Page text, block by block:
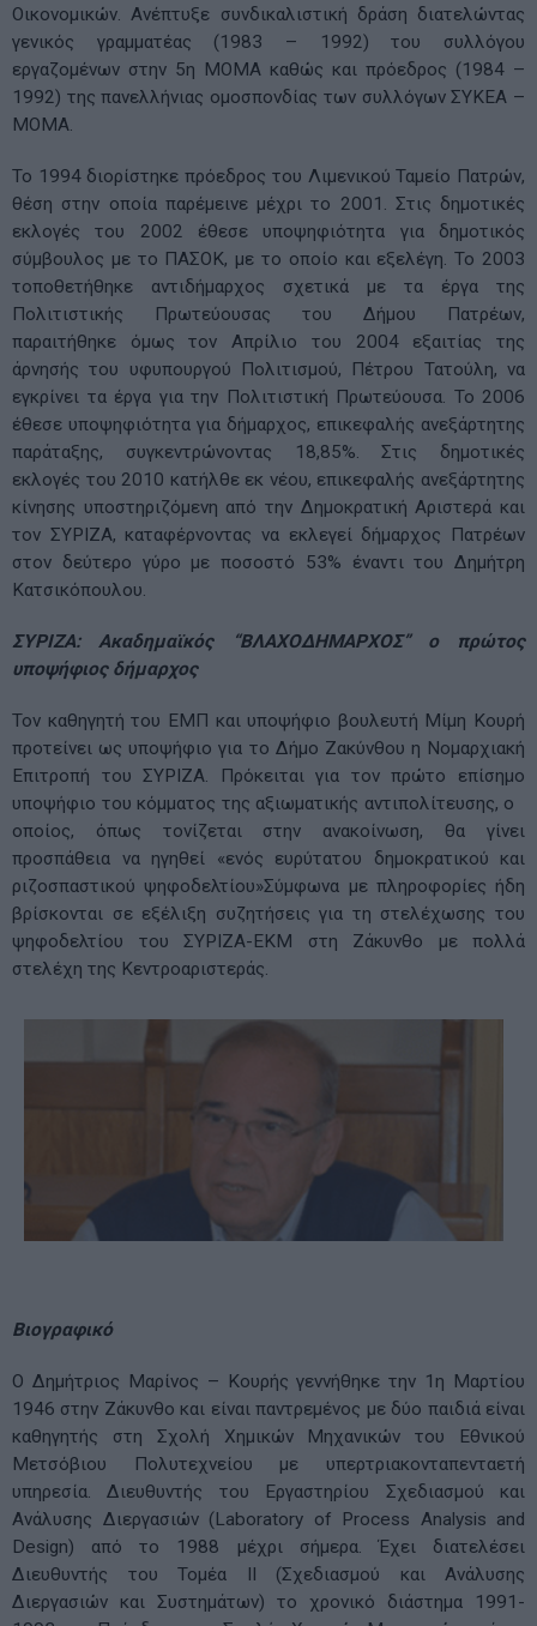
Οικονομικών. Ανέπτυξε συνδικαλιστική δράση διατελώντας
γενικός γραμματέας (1983 – 1992) του συλλόγου
εργαζομένων στην 5η ΜΟΜΑ καθώς και πρόεδρος (1984 –
1992) της πανελλήνιας ομοσπονδίας των συλλόγων ΣΥΚΕΑ –
ΜΟΜΑ.
Το 1994 διορίστηκε πρόεδρος του Λιμενικού Ταμείο Πατρών,
θέση στην οποία παρέμεινε μέχρι το 2001. Στις δημοτικές
εκλογές του 2002 έθεσε υποψηφιότητα για δημοτικός
σύμβουλος με το ΠΑΣΟΚ, με το οποίο και εξελέγη. Το 2003
τοποθετήθηκε αντιδήμαρχος σχετικά με τα έργα της
Πολιτιστικής Πρωτεύουσας του Δήμου Πατρέων,
παραιτήθηκε όμως τον Απρίλιο του 2004 εξαιτίας της
άρνησής του υφυπουργού Πολιτισμού, Πέτρου Τατούλη, να
εγκρίνει τα έργα για την Πολιτιστική Πρωτεύουσα. Το 2006
έθεσε υποψηφιότητα για δήμαρχος, επικεφαλής ανεξάρτητης
παράταξης, συγκεντρώνοντας 18,85%. Στις δημοτικές
εκλογές του 2010 κατήλθε εκ νέου, επικεφαλής ανεξάρτητης
κίνησης υποστηριζόμενη από την Δημοκρατική Αριστερά και
τον ΣΥΡΙΖΑ, καταφέρνοντας να εκλεγεί δήμαρχος Πατρέων
στον δεύτερο γύρο με ποσοστό 53% έναντι του Δημήτρη
Κατσικόπουλου.
ΣΥΡΙΖΑ: Ακαδημαϊκός “ΒΛΑΧΟΔΗΜΑΡΧΟΣ” ο πρώτος
υποψήφιος δήμαρχος
Τον καθηγητή του ΕΜΠ και υποψήφιο βουλευτή Μίμη Κουρή
προτείνει ως υποψήφιο για το Δήμο Ζακύνθου η Νομαρχιακή
Επιτροπή του ΣΥΡΙΖΑ. Πρόκειται για τον πρώτο επίσημο
υποψήφιο του κόμματος της αξιωματικής αντιπολίτευσης, ο
οποίος, όπως τονίζεται στην ανακοίνωση, θα γίνει
προσπάθεια να ηγηθεί «ενός ευρύτατου δημοκρατικού και
ριζοσπαστικού ψηφοδελτίου»Σύμφωνα με πληροφορίες ήδη
βρίσκονται σε εξέλιξη συζητήσεις για τη στελέχωσης του
ψηφοδελτίου του ΣΥΡΙΖΑ-ΕΚΜ στη Ζάκυνθο με πολλά
στελέχη της Κεντροαριστεράς.
Βιογραφικό
Ο Δημήτριος Μαρίνος – Κουρής γεννήθηκε την 1η Μαρτίου
1946 στην Ζάκυνθο και είναι παντρεμένος με δύο παιδιά είναι
καθηγητής στη Σχολή Χημικών Μηχανικών του Εθνικού
Μετσόβιου Πολυτεχνείου με υπερτριακονταπενταετή
υπηρεσία. Διευθυντής του Εργαστηρίου Σχεδιασμού και
Ανάλυσης Διεργασιών (Laboratory of Process Analysis and
Design) από το 1988 μέχρι σήμερα. Έχει διατελέσει
Διευθυντής του Τομέα ΙΙ (Σχεδιασμού και Ανάλυσης
Διεργασιών και Συστημάτων) το χρονικό διάστημα 1991-